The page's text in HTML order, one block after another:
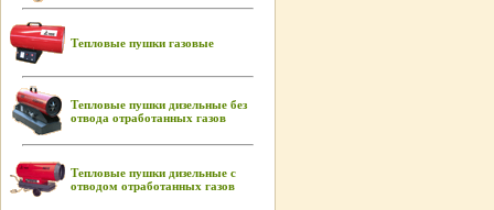
Тепловые пушки газовые
Тепловые пушки дизельные без
отвода отработанных газов
Тепловые пушки дизельные с
отводом отработанных газов